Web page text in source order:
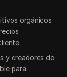
orgánicos
y creadores de
para